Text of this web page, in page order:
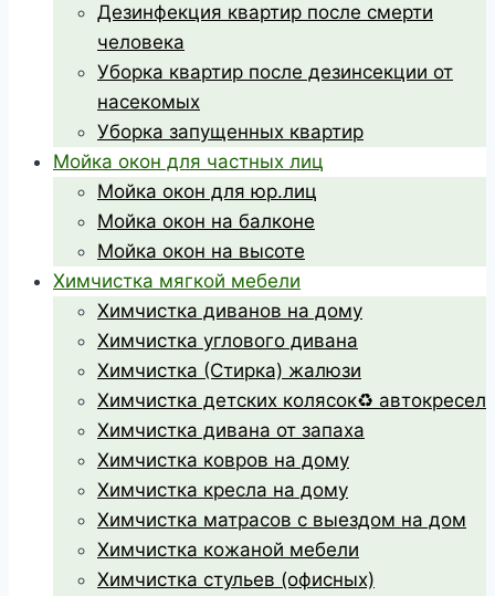
Дезинфекция квартир после смерти
человека
Уборка квартир после дезинсекции от
насекомых
Уборка запущенных квартир
Мойка окон для частных лиц
Мойка окон для юр.лиц
Мойка окон на балконе
Мойка окон на высоте
Химчистка мягкой мебели
Химчистка диванов на дому
Химчистка углового дивана
Химчистка (Стирка) жалюзи
Химчистка детских колясок♻️ автокресел
Химчистка дивана от запаха
Химчистка ковров на дому
Химчистка кресла на дому
Химчистка матрасов с выездом на дом
Химчистка кожаной мебели
Химчистка стульев (офисных)